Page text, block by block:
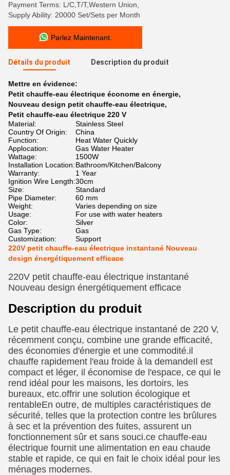
Payment Terms: L/C,T/T,Western Union,
Supply Ability: 20000 Set/Sets per Month
Parlez Maintenant.
Détails du produit Description du produit
Mettre en évidence:
Petit chauffe-eau électrique économe en énergie,
Nouveau design petit chauffe-eau électrique,
Petit chauffe-eau électrique 220 V
Material:
Stainless Steel
Country Of Origin:
China
Function:
Heat Water Quickly
Applocation:
Gas Water Heater
Wattage:
1500W
Installation Location:Bathroom/Kitchen/Balcony
Warranty:
1 Year
Ignition Wire Length:30cm
Size:
Standard
Pipe Diameter:
60 mm
Weight:
Varies depending on size
Usage:
For use with water heaters
Color:
Silver
Gas Type:
Gas
Customization:
Support
220V petit chauffe-eau électrique instantané Nouveau
design énergétiquement efficace
220V petit chauffe-eau électrique instantané
Nouveau design énergétiquement efficace
Description du produit
Le petit chauffe-eau électrique instantané de 220 V,
récemment conçu, combine une grande efficacité,
des économies d'énergie et une commodité.il
chauffe rapidement l'eau froide à la demandeIl est
compact et léger, il économise de l'espace, ce qui le
rend idéal pour les maisons, les dortoirs, les
bureaux, etc.offrir une solution écologique et
rentableEn outre, de multiples caractéristiques de
sécurité, telles que la protection contre les brûlures
à sec et la prévention des fuites, assurent un
fonctionnement sûr et sans souci.ce chauffe-eau
électrique fournit une alimentation en eau chaude
stable et rapide, ce qui en fait le choix idéal pour les
ménages modernes.